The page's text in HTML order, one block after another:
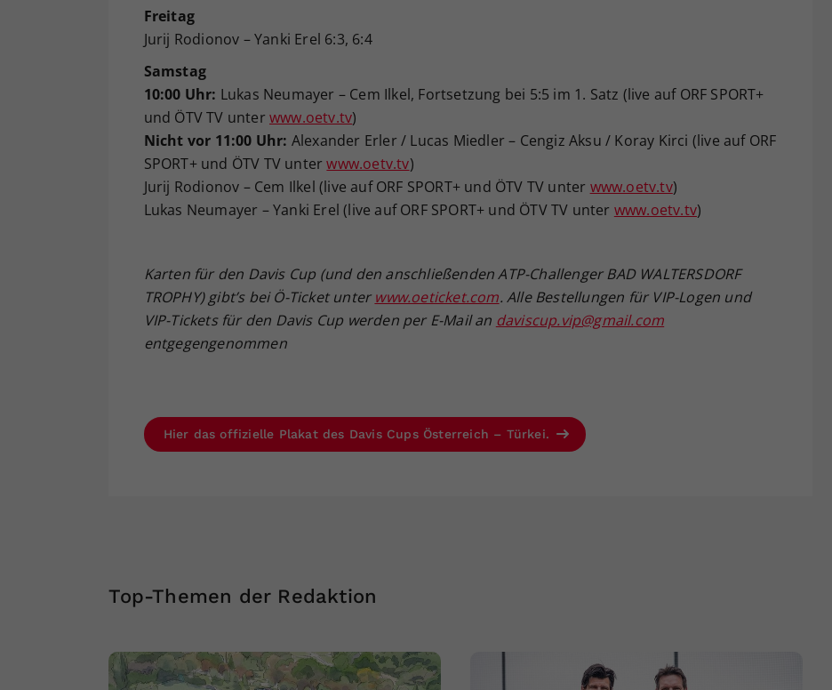
Freitag
Jurij Rodionov – Yanki Erel 6:3, 6:4
Samstag
10:00 Uhr: Lukas Neumayer – Cem Ilkel, Fortsetzung bei 5:5 im 1. Satz (live auf ORF SPORT+
und ÖTV TV unter www.oetv.tv)
Nicht vor 11:00 Uhr: Alexander Erler / Lucas Miedler – Cengiz Aksu / Koray Kirci (live auf ORF
SPORT+ und ÖTV TV unterwww.oetv.tv)
Jurij Rodionov – Cem Ilkel (live auf ORF SPORT+ und ÖTV TV unter www.oetv.tv)
Lukas Neumayer – Yanki Erel (live auf ORF SPORT+ und ÖTV TV unter www.oetv.tv)
Karten für den Davis Cup (und den anschließenden ATP-Challenger BAD WALTERSDORF
TROPHY) gibt’s bei Ö-Ticket unter www.oeticket.com. Alle Bestellungen für VIP-Logen und
VIP-Tickets für den Davis Cup werden per E-Mail an daviscup.vip@gmail.com
entgegengenommen
Hier das offizielle Plakat des Davis Cups Österreich – Türkei.
Top-Themen der Redaktion